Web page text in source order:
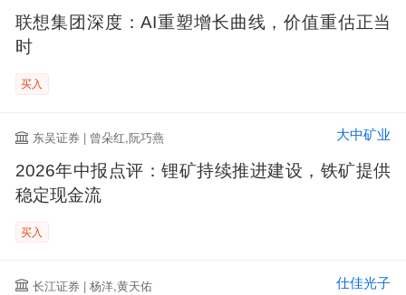
联想集团深度：AI重塑增长曲线，价值重估正当
时
买入
东吴证券 | 曾朵红,阮巧燕 大中矿业
2026年中报点评：锂矿持续推进建设，铁矿提供
稳定现金流
买入
长江证券 | 杨洋,黄天佑 仕佳光子